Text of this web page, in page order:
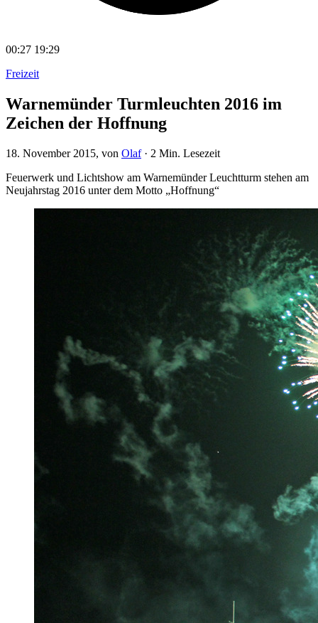
00:27 19:29
Freizeit
Warnemünder Turmleuchten 2016 im
Zeichen der Hoffnung
18. November 2015, von Olaf· 2 Min. Lesezeit
Feuerwerk und Lichtshow am Warnemünder Leuchtturm stehen am
Neujahrstag 2016 unter dem Motto „Hoffnung“